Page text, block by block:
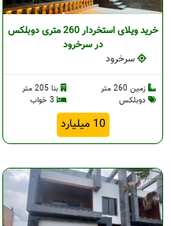
خرید ویلای استخردار 260 متری دوبلکس
در سرخرود
سرخرود
زمین 260 متر
بنا 205 متر
دوبلکس
10 میلیارد